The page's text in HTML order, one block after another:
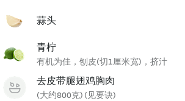
蒜头
青柠
有机为佳，刨皮(切1厘米宽)，挤汁
去皮带腿翅鸡胸肉
(大约800克) (见要诀)